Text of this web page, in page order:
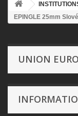
EPINGLE 25mm
UNION